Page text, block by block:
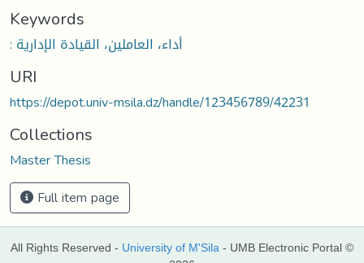
Keywords
: أداء، العاملين، القيادة الإدارية
URI
https://depot.univ-msila.dz/handle/123456789/42231
Collections
Master Thesis
Full item page
All Rights Reserved - University of M'Sila - UMB Electronic Portal ©